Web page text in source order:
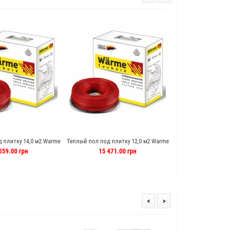
14,0 м2 Warme
(Германия)
грн
Теплый пол под плитку 12,0 м2 Warme
120 м кабель (Германия)
15 471.00 грн
< >